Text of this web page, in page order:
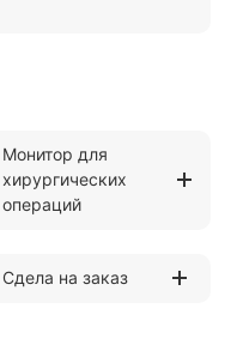
Монитор для
хирургических
операций
Сдела на заказ